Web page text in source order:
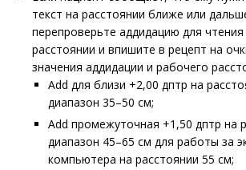
текст на расстоянии ближе или
перепроверьте аддидацию для
расстоянии и впишите в рецепт на
значения аддидации и рабочего
Add для близи +2,00 дптр на
диапазон 35–50 см;
Add промежуточная +1,50 дптр на
диапазон 45–65 см для работы за
компьютера на расстоянии 55 см;